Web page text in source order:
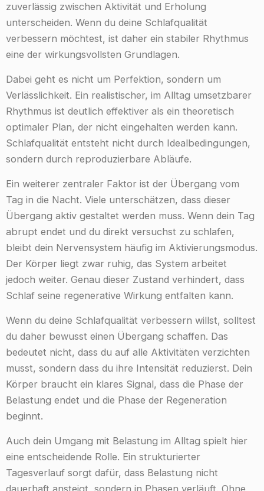
zuverlässig zwischen Aktivität und Erholung
unterscheiden. Wenn du deine Schlafqualität
verbessern möchtest, ist daher ein stabiler Rhythmus
eine der wirkungsvollsten Grundlagen.
Dabei geht es nicht um Perfektion, sondern um
Verlässlichkeit. Ein realistischer, im Alltag umsetzbarer
Rhythmus ist deutlich effektiver als ein theoretisch
optimaler Plan, der nicht eingehalten werden kann.
Schlafqualität entsteht nicht durch Idealbedingungen,
sondern durch reproduzierbare Abläufe.
Ein weiterer zentraler Faktor ist der Übergang vom
Tag in die Nacht. Viele unterschätzen, dass dieser
Übergang aktiv gestaltet werden muss. Wenn dein Tag
abrupt endet und du direkt versuchst zu schlafen,
bleibt dein Nervensystem häufig im Aktivierungsmodus.
Der Körper liegt zwar ruhig, das System arbeitet
jedoch weiter. Genau dieser Zustand verhindert, dass
Schlaf seine regenerative Wirkung entfalten kann.
Wenn du deine Schlafqualität verbessern willst, solltest
du daher bewusst einen Übergang schaffen. Das
bedeutet nicht, dass du auf alle Aktivitäten verzichten
musst, sondern dass du ihre Intensität reduzierst. Dein
Körper braucht ein klares Signal, dass die Phase der
Belastung endet und die Phase der Regeneration
beginnt.
Auch dein Umgang mit Belastung im Alltag spielt hier
eine entscheidende Rolle. Ein strukturierter
Tagesverlauf sorgt dafür, dass Belastung nicht